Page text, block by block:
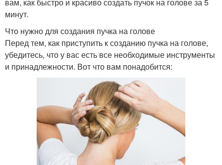
минут.
Что нужно для создания пучка на голове
Перед тем, как приступить к созданию пучка на голове,
убедитесь, что у вас есть все необходимые инструменты
и принадлежности. Вот что вам понадобится: